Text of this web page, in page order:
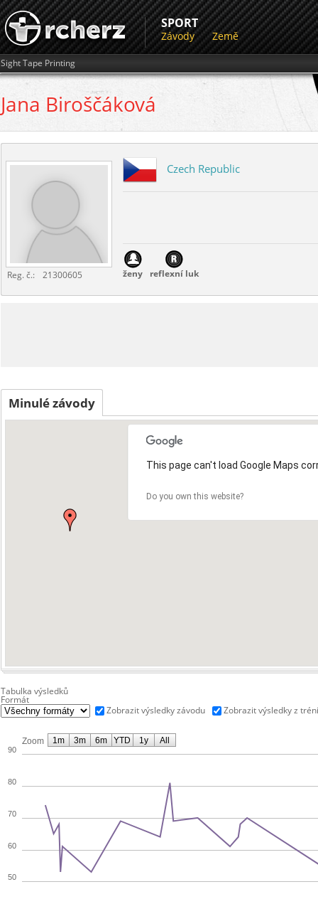
SPORT
Závody Země
Sight Tape Printing
Jana Biroščáková
Reg. č.: 21300605
Czech Republic
ženy reflexní luk
Minulé závody
This page can't load Google Maps
Do you own this website?
Tabulka výsledků
Formát
Zobrazit výsledky závodu
Zobrazit výsledky z
Zoom
50
60
70
80
90
1m 3m 6m YTD 1y All